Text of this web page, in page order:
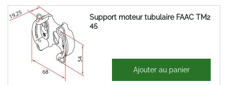
Support moteur tubulaire FAAC TM2
45
4,90 € Ajouter au panier